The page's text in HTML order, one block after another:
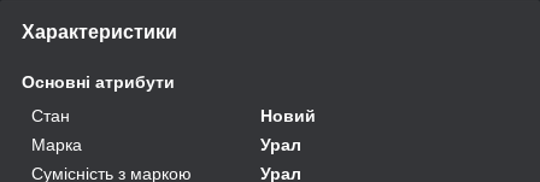
Характеристики
Основні атрибути
Стан
Новий
Марка
Урал
Сумісність з маркою
Урал